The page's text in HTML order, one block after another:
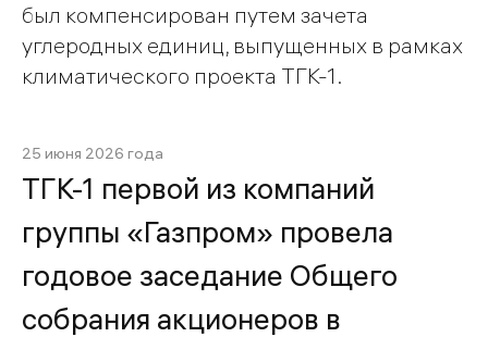
был компенсирован путем зачета
углеродных единиц, выпущенных в рамках
климатического проекта ТГК-1.
25 июня 2026 года
ТГК-1 первой из компаний
группы «Газпром» провела
годовое заседание Общего
собрания акционеров в